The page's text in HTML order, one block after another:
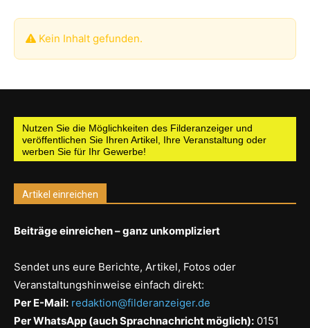
Kein Inhalt gefunden.
Nutzen Sie die Möglichkeiten des Filderanzeiger und
veröffentlichen Sie Ihren Artikel, Ihre Veranstaltung oder
werben Sie für Ihr Gewerbe!
Artikel einreichen
Beiträge einreichen – ganz unkompliziert
Sendet uns eure Berichte, Artikel, Fotos oder
Veranstaltungshinweise einfach direkt:
Per E-Mail: redaktion@filderanzeiger.de
Per WhatsApp (auch Sprachnachricht möglich): 0151